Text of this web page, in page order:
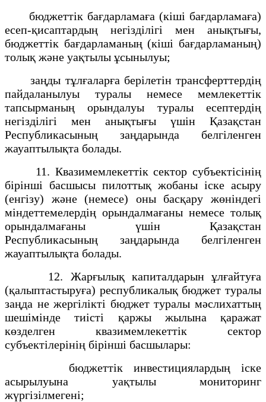
бюджеттік бағдарламаға (кіші бағдарламаға)
есеп-қисаптардың негізділігі мен анықтығы,
бюджеттік бағдарламаның (кіші бағдарламаның)
толық және уақтылы ұсынылуы;
заңды тұлғаларға берілетін трансферттердің
пайдаланылуы туралы немесе мемлекеттік
тапсырманың орындалуы туралы есептердің
негізділігі мен анықтығы үшін Қазақстан
Республикасының заңдарында белгіленген
жауаптылықта болады.
11. Квазимемлекеттік сектор субъектісінің
бірінші басшысы пилоттық жобаны іске асыру
(енгізу) және (немесе) оны басқару жөніндегі
міндеттемелердің орындалмағаны немесе толық
орындалмағаны үшін Қазақстан
Республикасының заңдарында белгіленген
жауаптылықта болады.
12. Жарғылық капиталдарын ұлғайтуға
(қалыптастыруға) республикалық бюджет туралы
заңда не жергілікті бюджет туралы мәслихаттың
шешімінде тиісті қаржы жылына қаражат
көзделген квазимемлекеттік сектор
субъектілерінің бірінші басшылары:
бюджеттік инвестициялардың іске
асырылуына уақтылы мониторинг
жүргізілмегені;